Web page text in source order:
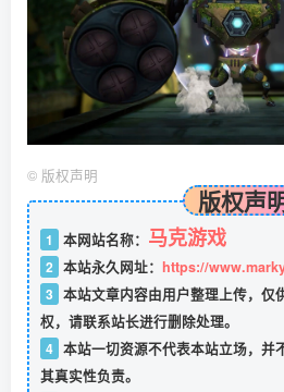
© 版权声明
版权声
1 本网站名称： 马克游戏
2 本站永久网址： https://
3 本站文章内容由用户整理上传，仅
权，请联系站长进行删除处理。
4 本站一切资源不代表本站立场，并
其真实性负责。